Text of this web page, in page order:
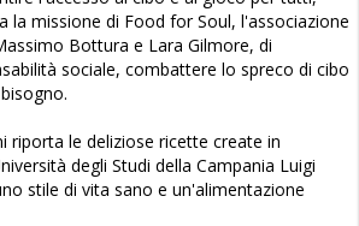
la missione di Food for Soul, l'associazione
Bottura e Lara Gilmore, di
sociale, combattere lo spreco di cibo
riporta le deliziose ricette create in
degli Studi della Campania Luigi
stile di vita sano e un'alimentazione